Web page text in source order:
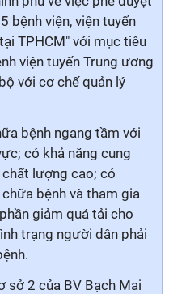
bệnh viện, viện tuyến
TPHCM" với mục tiêu
viện tuyến Trung ương
với cơ chế quản lý
bệnh ngang tầm với
có khả năng cung
lượng cao; có
bệnh và tham gia
giảm quá tải cho
trạng người dân phải
sở 2 của BV Bạch Mai